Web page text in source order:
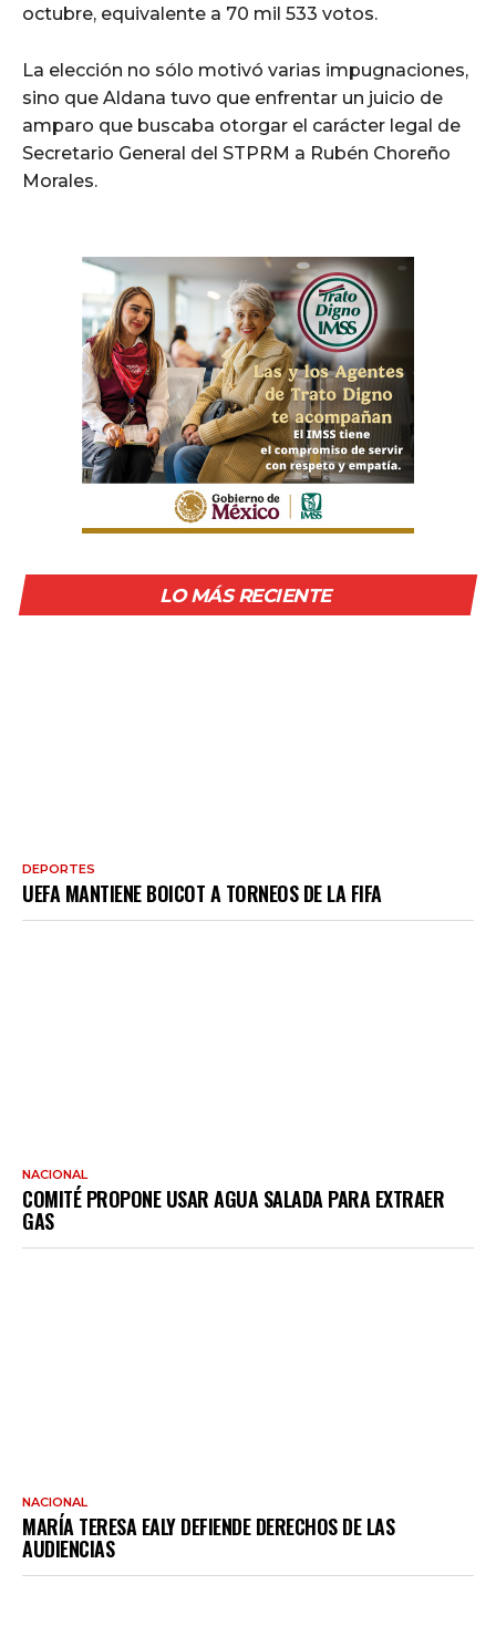
octubre, equivalente a 70 mil 533 votos.
La elección no sólo motivó varias impugnaciones,
sino que Aldana tuvo que enfrentar un juicio de
amparo que buscaba otorgar el carácter legal de
Secretario General del STPRM a Rubén Choreño
Morales.
LO MÁS RECIENTE
DEPORTES
UEFA MANTIENE BOICOT A TORNEOS DE LA FIFA
NACIONAL
COMITÉ PROPONE USAR AGUA SALADA PARA EXTRAER
GAS
NACIONAL
MARÍA TERESA EALY DEFIENDE DERECHOS DE LAS
AUDIENCIAS